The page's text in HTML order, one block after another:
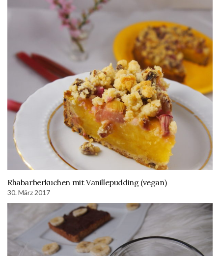
Rhabarberkuchen mit Vanillepudding (vegan)
30. März 2017